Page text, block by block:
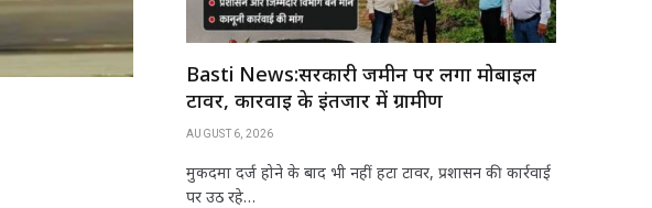
Basti News:सरकारी जमीन पर लगा मोबाइल
टावर, कार्रवाई के इंतजार में ग्रामीण
AUGUST 6, 2026
मुकदमा दर्ज होने के बाद भी नहीं हटा टावर, प्रशासन की कार्रवाई
पर उठ रहे…